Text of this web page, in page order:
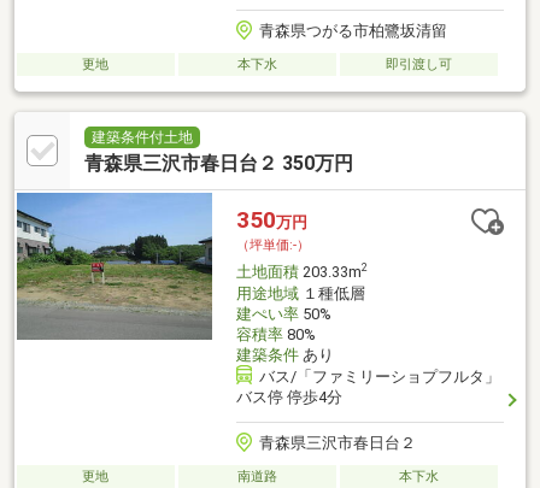
青森県つがる市柏鷺坂清留
更地 本下水 即引渡し可
建築条件付土地
青森県三沢市春日台２ 350万円
350万円
（坪単価:-）
土地面積203.33m2
用途地域１種低層
建ぺい率50%
容積率80%
建築条件あり
バス/「ファミリーショプフルタ」
バス停 停歩4分
青森県三沢市春日台２
更地 南道路
本下水